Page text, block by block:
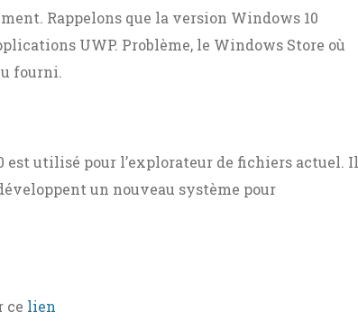
Rappelons que la version Windows 10
UWP. Problème, le Windows Store où
fourni.
est utilisé pour l’explorateur de fichiers actuel. Il
un nouveau système pour
ce lien